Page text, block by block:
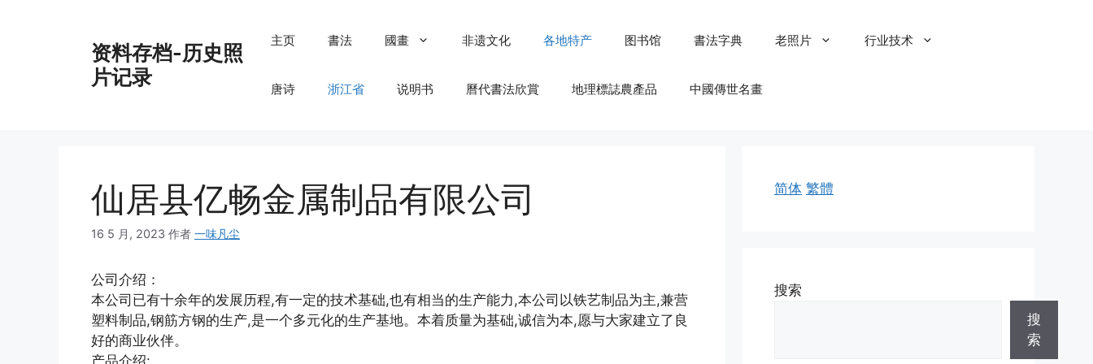
资料存档-历史照
片记录
主页 書法 國畫 非遗文化 各地特产 图书馆 書法字典 老照片 行业技术
唐诗 浙江省 说明书 曆代書法欣賞 地理標誌農產品 中國傳世名畫
仙居县亿畅金属制品有限公司
16 5 月, 2023 作者 一味凡尘
公司介绍：
本公司已有十余年的发展历程,有一定的技术基础,也有相当的生产能力,本公司以铁艺制品为主,兼营
塑料制品,钢筋方钢的生产,是一个多元化的生产基地。本着质量为基础,诚信为本,愿与大家建立了良
好的商业伙伴。
简体 繁體
搜索
搜
索